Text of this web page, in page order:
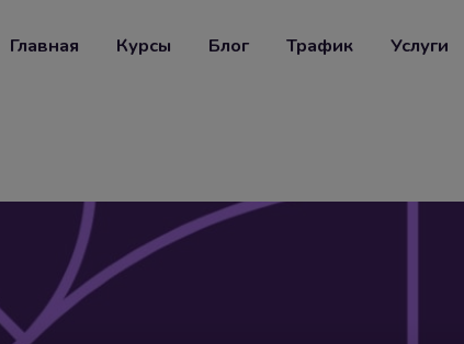
Главная Курсы Блог Трафик Услуги